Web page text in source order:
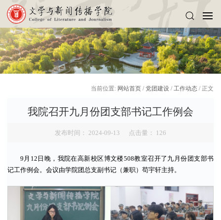
当前位置: 网站首页 / 党团建设 / 工作动态 / 正文
我院召开九月份团支部书记工作例会
发布时间： 2024-09-13 点击量： 126
9月12日晚，我院在高新校区博文楼508教室召开了九月份团支部书
记工作例会。会议由学院团总支副书记（兼职）苟宇轩主持。